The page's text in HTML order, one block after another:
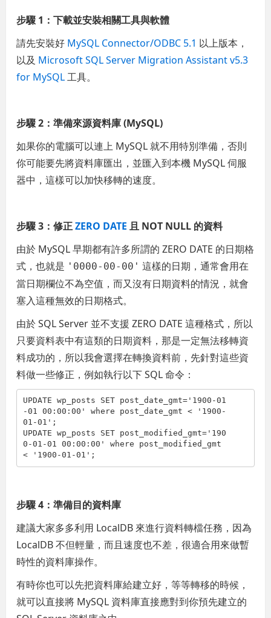
步驟 1：下載並安裝相關工具與軟體
請先安裝好 MySQL Connector/ODBC 5.1 以上版本，
以及 Microsoft SQL Server Migration Assistant v5.3
for MySQL工具。
步驟 2：準備來源資料庫 (MySQL)
如果你的電腦可以連上 MySQL 就不用特別準備，否則
你可能要先將資料庫匯出，並匯入到本機 MySQL 伺服
器中，這樣可以加快移轉的速度。
步驟 3：修正ZERO DATE 且 NOT NULL 的資料
由於 MySQL 早期都有許多所謂的 ZERO DATE 的日期格
式，也就是 '0000-00-00' 這樣的日期，通常會用在
當日期欄位不為空值，而又沒有日期資料的情況，就會
塞入這種無效的日期格式。
由於 SQL Server 並不支援 ZERO DATE 這種格式，所以
只要資料表中有這類的日期資料，那是一定無法移轉資
料成功的，所以我會選擇在轉換資料前，先針對這些資
料做一些修正，例如執行以下 SQL 命令：
UPDATE wp_posts SET post_date_gmt='1900-01
-01 00:00:00'
where post_date_gmt <
'1900-
01-01' ;
UPDATE wp_posts SET post_modified_gmt='190
0-01-01 00:00:00'
where post_modified_gmt
<
'1900-01-01' ;
步驟 4：準備目的資料庫
建議大家多多利用 LocalDB 來進行資料轉檔任務，因為
LocalDB 不但輕量，而且速度也不差，很適合用來做暫
時性的資料庫操作。
有時你也可以先把資料庫給建立好，等等轉移的時候，
就可以直接將 MySQL 資料庫直接應對到你預先建立的